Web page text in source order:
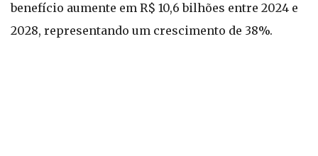
benefício aumente em R$ 10,6 bilhões entre 2024 e
2028, representando um crescimento de 38%.